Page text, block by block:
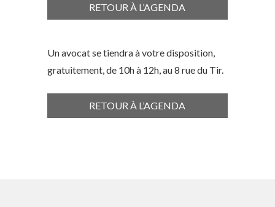
RETOUR À L’AGENDA
Un avocat se tiendra à votre disposition,
gratuitement, de 10h à 12h, au 8 rue du Tir.
RETOUR À L’AGENDA